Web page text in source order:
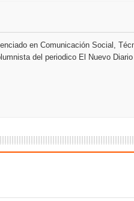
Banco del Caribe y le
calificación crediticia AAA.do
en Comunicación Social,
del periodico El Nuevo Diario